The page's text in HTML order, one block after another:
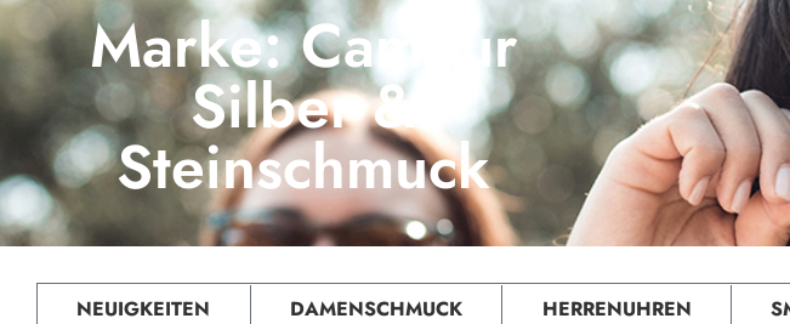
Marke: Campur
Silber &
Steinschmuck
NEUIGKEITEN DAMENSCHMUCK HERRENUHREN